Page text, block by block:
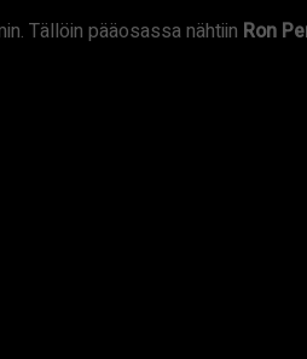
Tällöin pääosassa nähtiin Ron